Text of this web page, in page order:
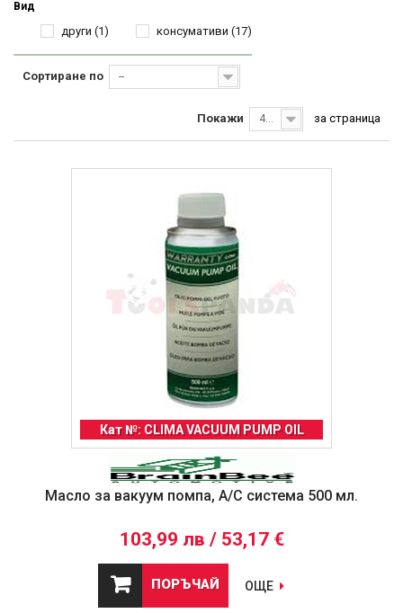
Вид
други (1) консумативи (17)
Сортиране по --
Покажи 40 за страница
Кат №: CLIMA VACUUM PUMP OIL
Масло за вакуум помпа, A/C система 500 мл.
103,99 лв / 53,17 €
ПОРЪЧАЙ ОЩЕ